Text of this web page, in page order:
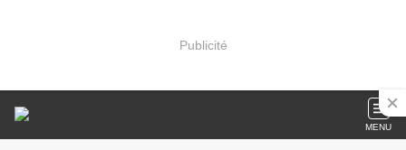
Publicité
MENU